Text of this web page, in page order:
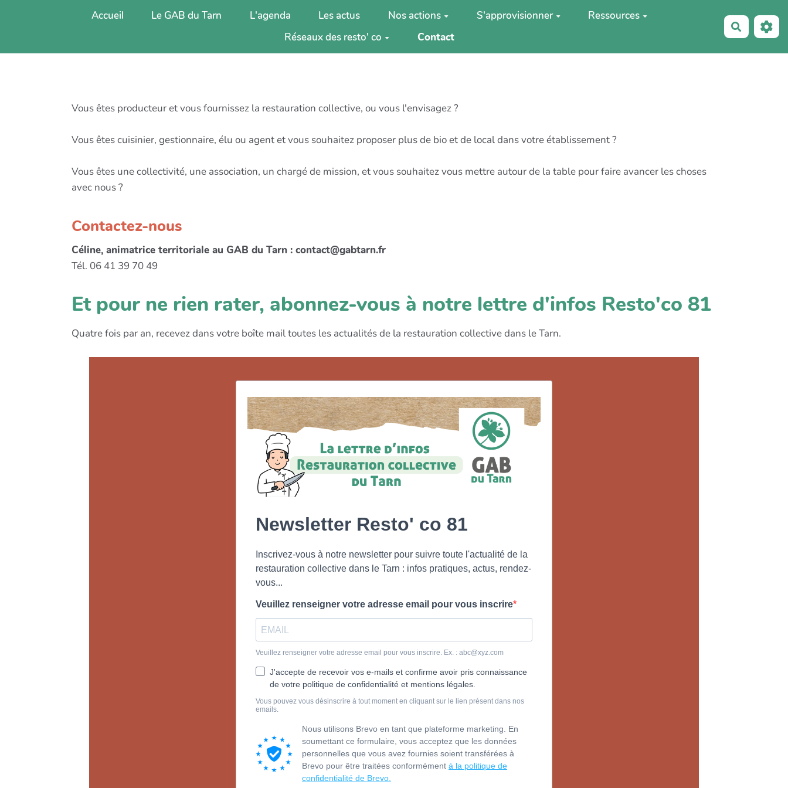
Accueil Le GAB du Tarn L'agenda Les actus Nos actions S'approvisionner
Ressources
Réseaux des resto' co
Contact
Vous êtes producteur et vous fournissez la restauration collective, ou vous l'envisagez ?
Vous êtes cuisinier, gestionnaire, élu ou agent et vous souhaitez proposer plus de bio et de local dans votre établissement ?
Vous êtes une collectivité, une association, un chargé de mission, et vous souhaitez vous mettre autour de la table pour faire avancer les choses
avec nous ?
Contactez-nous
Céline, animatrice territoriale au GAB du Tarn : contact@gabtarn.fr
Tél. 06 41 39 70 49
Et pour ne rien rater, abonnez-vous à notre lettre d'infos Resto'co 81
Quatre fois par an, recevez dans votre boîte mail toutes les actualités de la restauration collective dans le Tarn.